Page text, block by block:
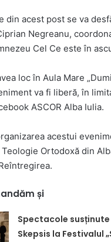
din acest post se va
Negreanu,
Cel Ce este în
loc în Aula Mare
va fi liberă, în
ASCOR Alba Iulia.
acestui
Ortodoxă din
și
Spectacole susținute
Skepsis la Festivalul